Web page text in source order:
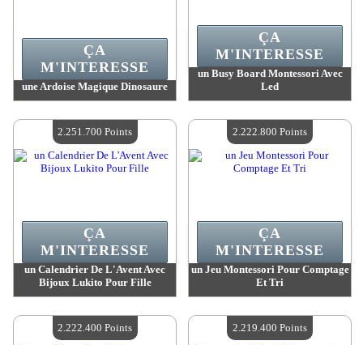
une Ardoise Magique Dinosaure
Quantité Disponible :4
ÇA
M'INTERESSE
un Busy Board Montessori Avec
Led
Quantité Disponible :4
ÇA
M'INTERESSE
un Calendrier De L'Avent Avec
Bijoux Lukito Pour Fille
Quantité Disponible :4
ÇA
M'INTERESSE
2.251.700 Points
un Jeu Montessori Pour Comptage
Et Tri
Quantité Disponible :4
ÇA
M'INTERESSE
2.222.800 Points
2.222.400 Points 2.219.400 Points